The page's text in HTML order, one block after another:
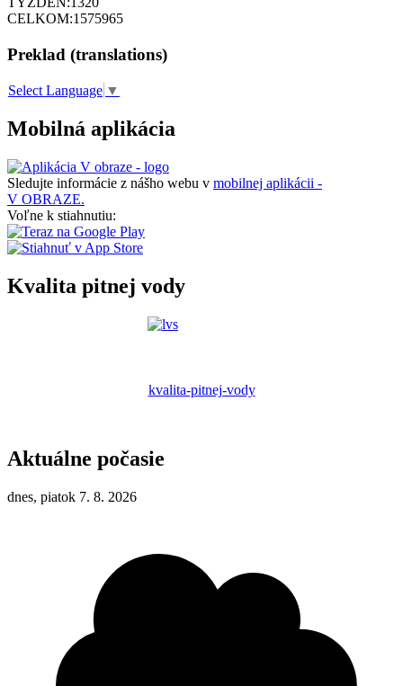
CELKOM:1575965
Preklad (translations)
Select Language ▼
Mobilná aplikácia
Sledujte informácie z nášho webu v mobilnej aplikácii -
V OBRAZE.
Voľne k stiahnutiu:
Kvalita pitnej vody
kvalita-pitnej-vody
Aktuálne počasie
dnes, piatok 7. 8. 2026